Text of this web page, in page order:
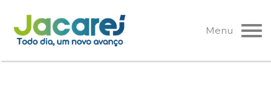
Pular
para
o
Menu